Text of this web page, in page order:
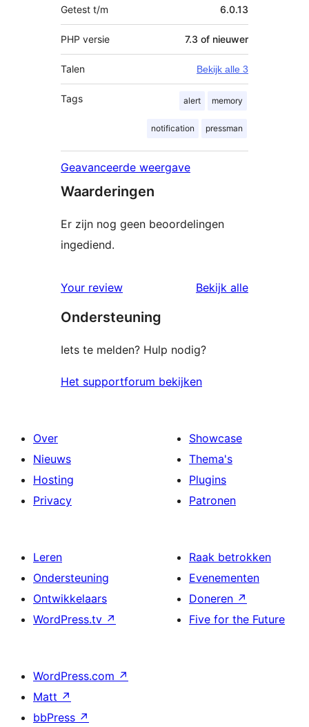
Getest t/m 6.0.13
PHP versie 7.3 of nieuwer
Talen Bekijk alle 3
Tags alert memory
notification pressman
Geavanceerde weergave
Waarderingen
Er zijn nog geen beoordelingen
ingediend.
Your review Bekijk alle
Ondersteuning
Iets te melden? Hulp nodig?
Het supportforum bekijken
Over
Nieuws
Hosting
Privacy
Showcase
Thema's
Plugins
Patronen
Leren
Ondersteuning
Ontwikkelaars
WordPress.tv ↗
Raak betrokken
Evenementen
Doneren ↗
Five for the Future
WordPress.com ↗
Matt ↗
bbPress ↗